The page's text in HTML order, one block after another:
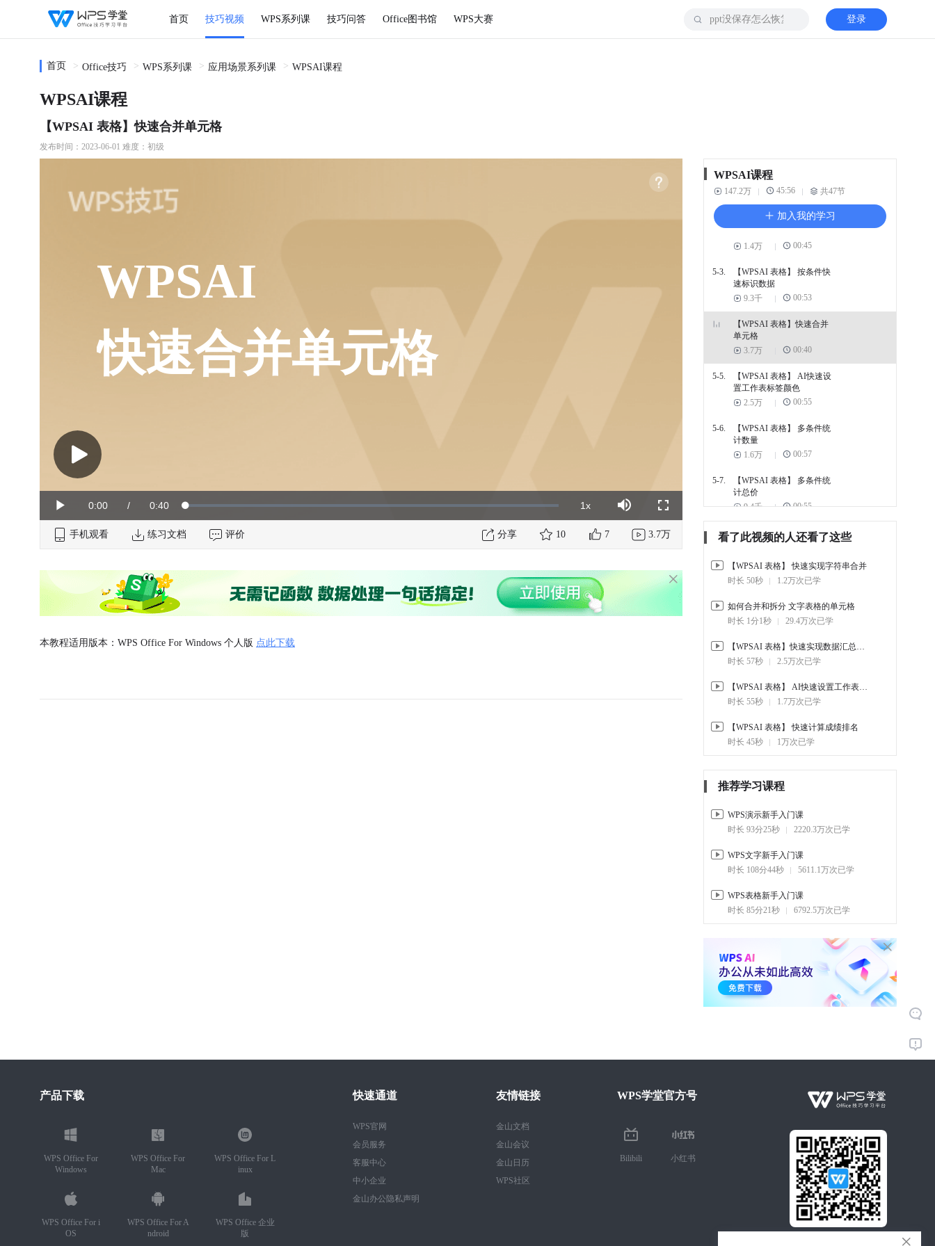
首页 技巧视频 WPS系列课 技巧问答 Office图书馆 WPS大赛 登录
首页 Office技巧 WPS系列课 应用场景系列课 WPSAI课程
WPSAI课程
【WPSAI 表格】快速合并单元格
发布时间：2023-06-01 难度：初级
Play Current
Time
0:00 / Duration
0:40 Loaded:
0%
1xPlayback
Rate
Mute Fullscreen
WPSAI
快速合并单元格
手机观看 练习文档 评价 分享 10 7 3.7万
本教程适用版本：WPS Office For Windows 个人版 点此下载
WPSAI课程
147.2万 45:56 共47节
加入我的学习
4. WPS AI-PDF应用
4-1.
【WPSPDF AI】智能解析
【WPSAI 表格】 自动生成
多个公式
2万
00:53
5-2.
【WPSAI 表格】 快速计算
1.4万
00:45
5-3.
【WPSAI 表格】 按条件快
速标识数据
9.3千
00:53
【WPSAI 表格】快速合并
单元格
3.7万
00:40
5-5.
【WPSAI 表格】 AI快速设
置工作表标签颜色
2.5万
00:55
5-6.
【WPSAI 表格】 多条件统
计数量
1.6万
00:57
5-7.
【WPSAI 表格】 多条件统
计总价
9.4千
00:55
5-8.
【WPSAI 表格】 快速实现
字符串拆分
【WPSAI 表格】快速实现
3万
00:57
字符串合并
1.9万
00:50
5-11.
【WPS AI 】快速分析数据
并生成图表
5-12. 【WPS AI】快速提取字符
5-13. 【WPS AI】快速提取字符
1.7万
00:55
看了此视频的人还看了这些
【WPSAI 表格】 快速实现字符串合并
时长 50秒
1.2万次已学
如何合并和拆分 文字表格的单元格
时长 1分1秒
29.4万次已学
【WPSAI 表格】快速实现数据汇总分析
时长 57秒
2.5万次已学
【WPSAI 表格】 AI快速设置工作表标签颜色
时长 55秒
1.7万次已学
【WPSAI 表格】 快速计算成绩排名
时长 45秒
1万次已学
推荐学习课程
WPS演示新手入门课
时长 93分25秒
2220.3万次已学
WPS文字新手入门课
时长 108分44秒
5611.1万次已学
WPS表格新手入门课
时长 85分21秒
6792.5万次已学
产品下载
WPS Office For
Windows
WPS Office For
Mac
WPS Office For L
inux
WPS Office For i
OS
WPS Office For A
ndroid
WPS Office 企业
版
快速通道
WPS官网
会员服务
客服中心
中小企业
金山办公隐私声明
友情链接
金山文档
金山会议
金山日历
WPS社区
WPS学堂官方号
Bilibili 小红书